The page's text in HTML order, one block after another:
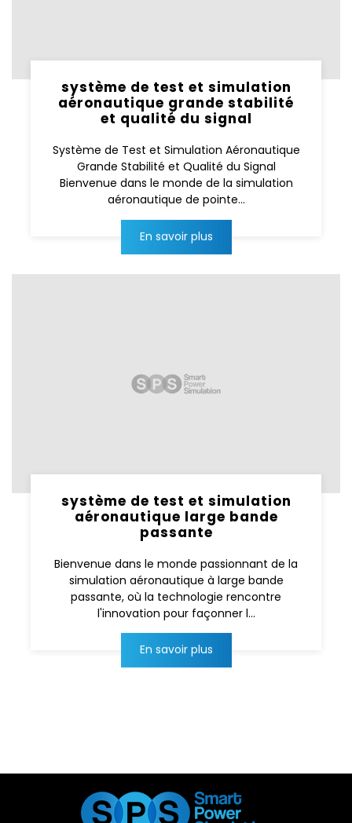
système de test et simulation
aéronautique grande stabilité
et qualité du signal
Système de Test et Simulation Aéronautique
Grande Stabilité et Qualité du Signal
Bienvenue dans le monde de la simulation
aéronautique de pointe...
En savoir plus
système de test et simulation
aéronautique large bande
passante
Bienvenue dans le monde passionnant de la
simulation aéronautique à large bande
passante, où la technologie rencontre
l'innovation pour façonner l...
En savoir plus